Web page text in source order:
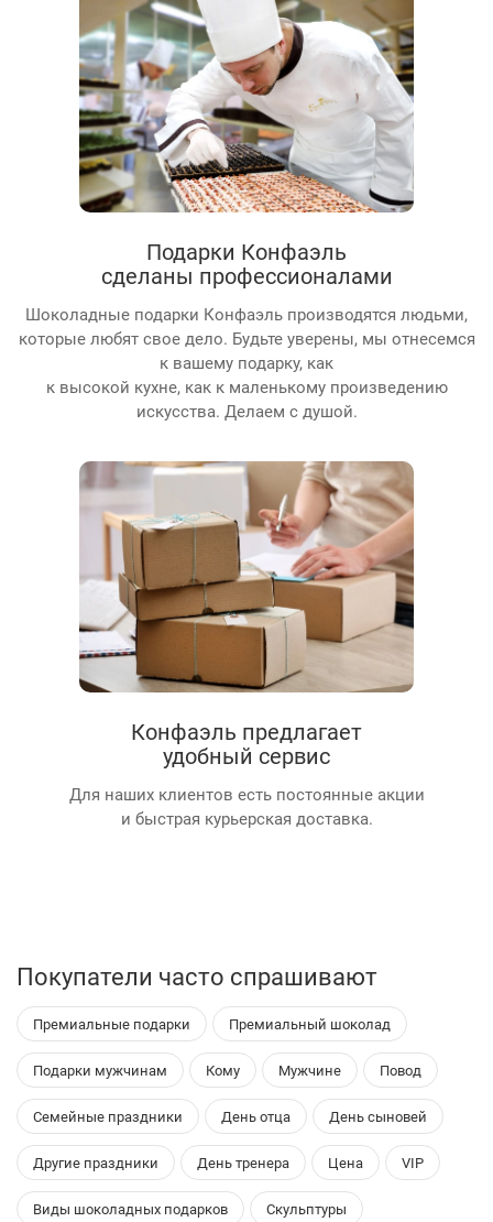
Подарки Конфаэль
сделаны профессионалами
Шоколадные подарки Конфаэль производятся людьми,
которые любят свое дело. Будьте уверены, мы отнесемся
к вашему подарку, как
к высокой кухне, как к маленькому произведению
искусства. Делаем с душой.
Конфаэль предлагает
удобный сервис
Для наших клиентов есть постоянные акции
и быстрая курьерская доставка.
Покупатели часто спрашивают
Премиальные подарки Премиальный шоколад
Подарки мужчинам Кому Мужчине Повод
Семейные праздники День отца День сыновей
Другие праздники День тренера Цена VIP
Виды шоколадных подарков Скульптуры